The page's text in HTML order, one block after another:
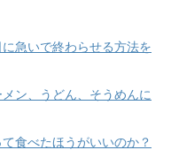
急いで終わらせる方法を
ン、うどん、そうめんに
食べたほうがいいのか？